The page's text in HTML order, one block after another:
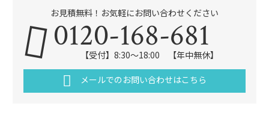
お見積無料！お気軽にお問い合わせください
0120-168-681
【受付】8:30～18:00 【年中無休】
メールでのお問い合わせはこちら